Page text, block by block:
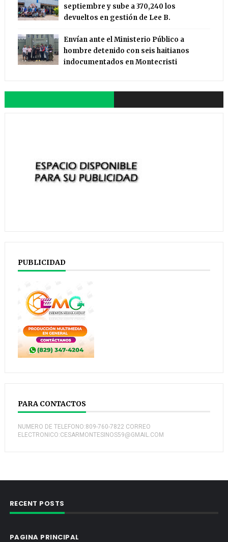
septiembre y sube a 370,240 los
devueltos en gestión de Lee B.
Envían ante el Ministerio Público a
hombre detenido con seis haitianos
indocumentados en Montecristi
PUBLICIDAD
PARA CONTACTOS
NUMERO DE TELEFONO:809-760-7822 CORREO
ELECTRONICO:CESARMONTESINOS59@GMAIL.COM
RECENT POSTS
PAGINA PRINCIPAL